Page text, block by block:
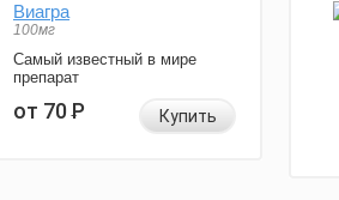
Виагра
100мг
Самый известный в мире
препарат
от 70Р Купить